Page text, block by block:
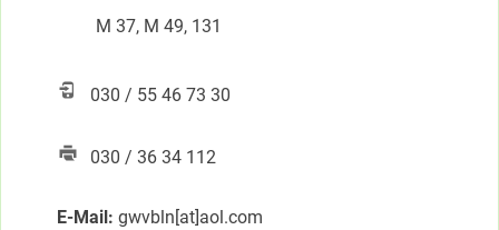
M 37, M 49, 131
030 / 55 46 73 30
030 / 36 34 112
E-Mail: gwvbln[at]aol.com